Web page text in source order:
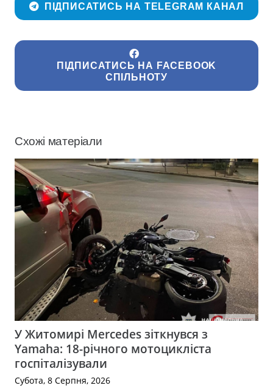
ПІДПИСАТИСЬ НА TELEGRAM КАНАЛ
ПІДПИСАТИСЬ НА FACEBOOK
СПІЛЬНОТУ
Схожі матеріали
У Житомирі Mercedes зіткнувся з
Yamaha: 18-річного мотоцикліста
госпіталізували
Субота, 8 Серпня, 2026